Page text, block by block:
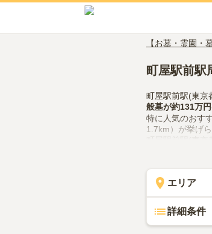
【お墓・霊園・
町屋駅前駅
町屋駅前駅(東京
般墓が約131万円
特に人気のおす
1.7km）が挙げら
町屋駅前駅(東
での供花やお線
エリア
詳細条件